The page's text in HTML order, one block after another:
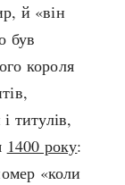
й «він
був
короля
титулів,
1400 року:
«коли